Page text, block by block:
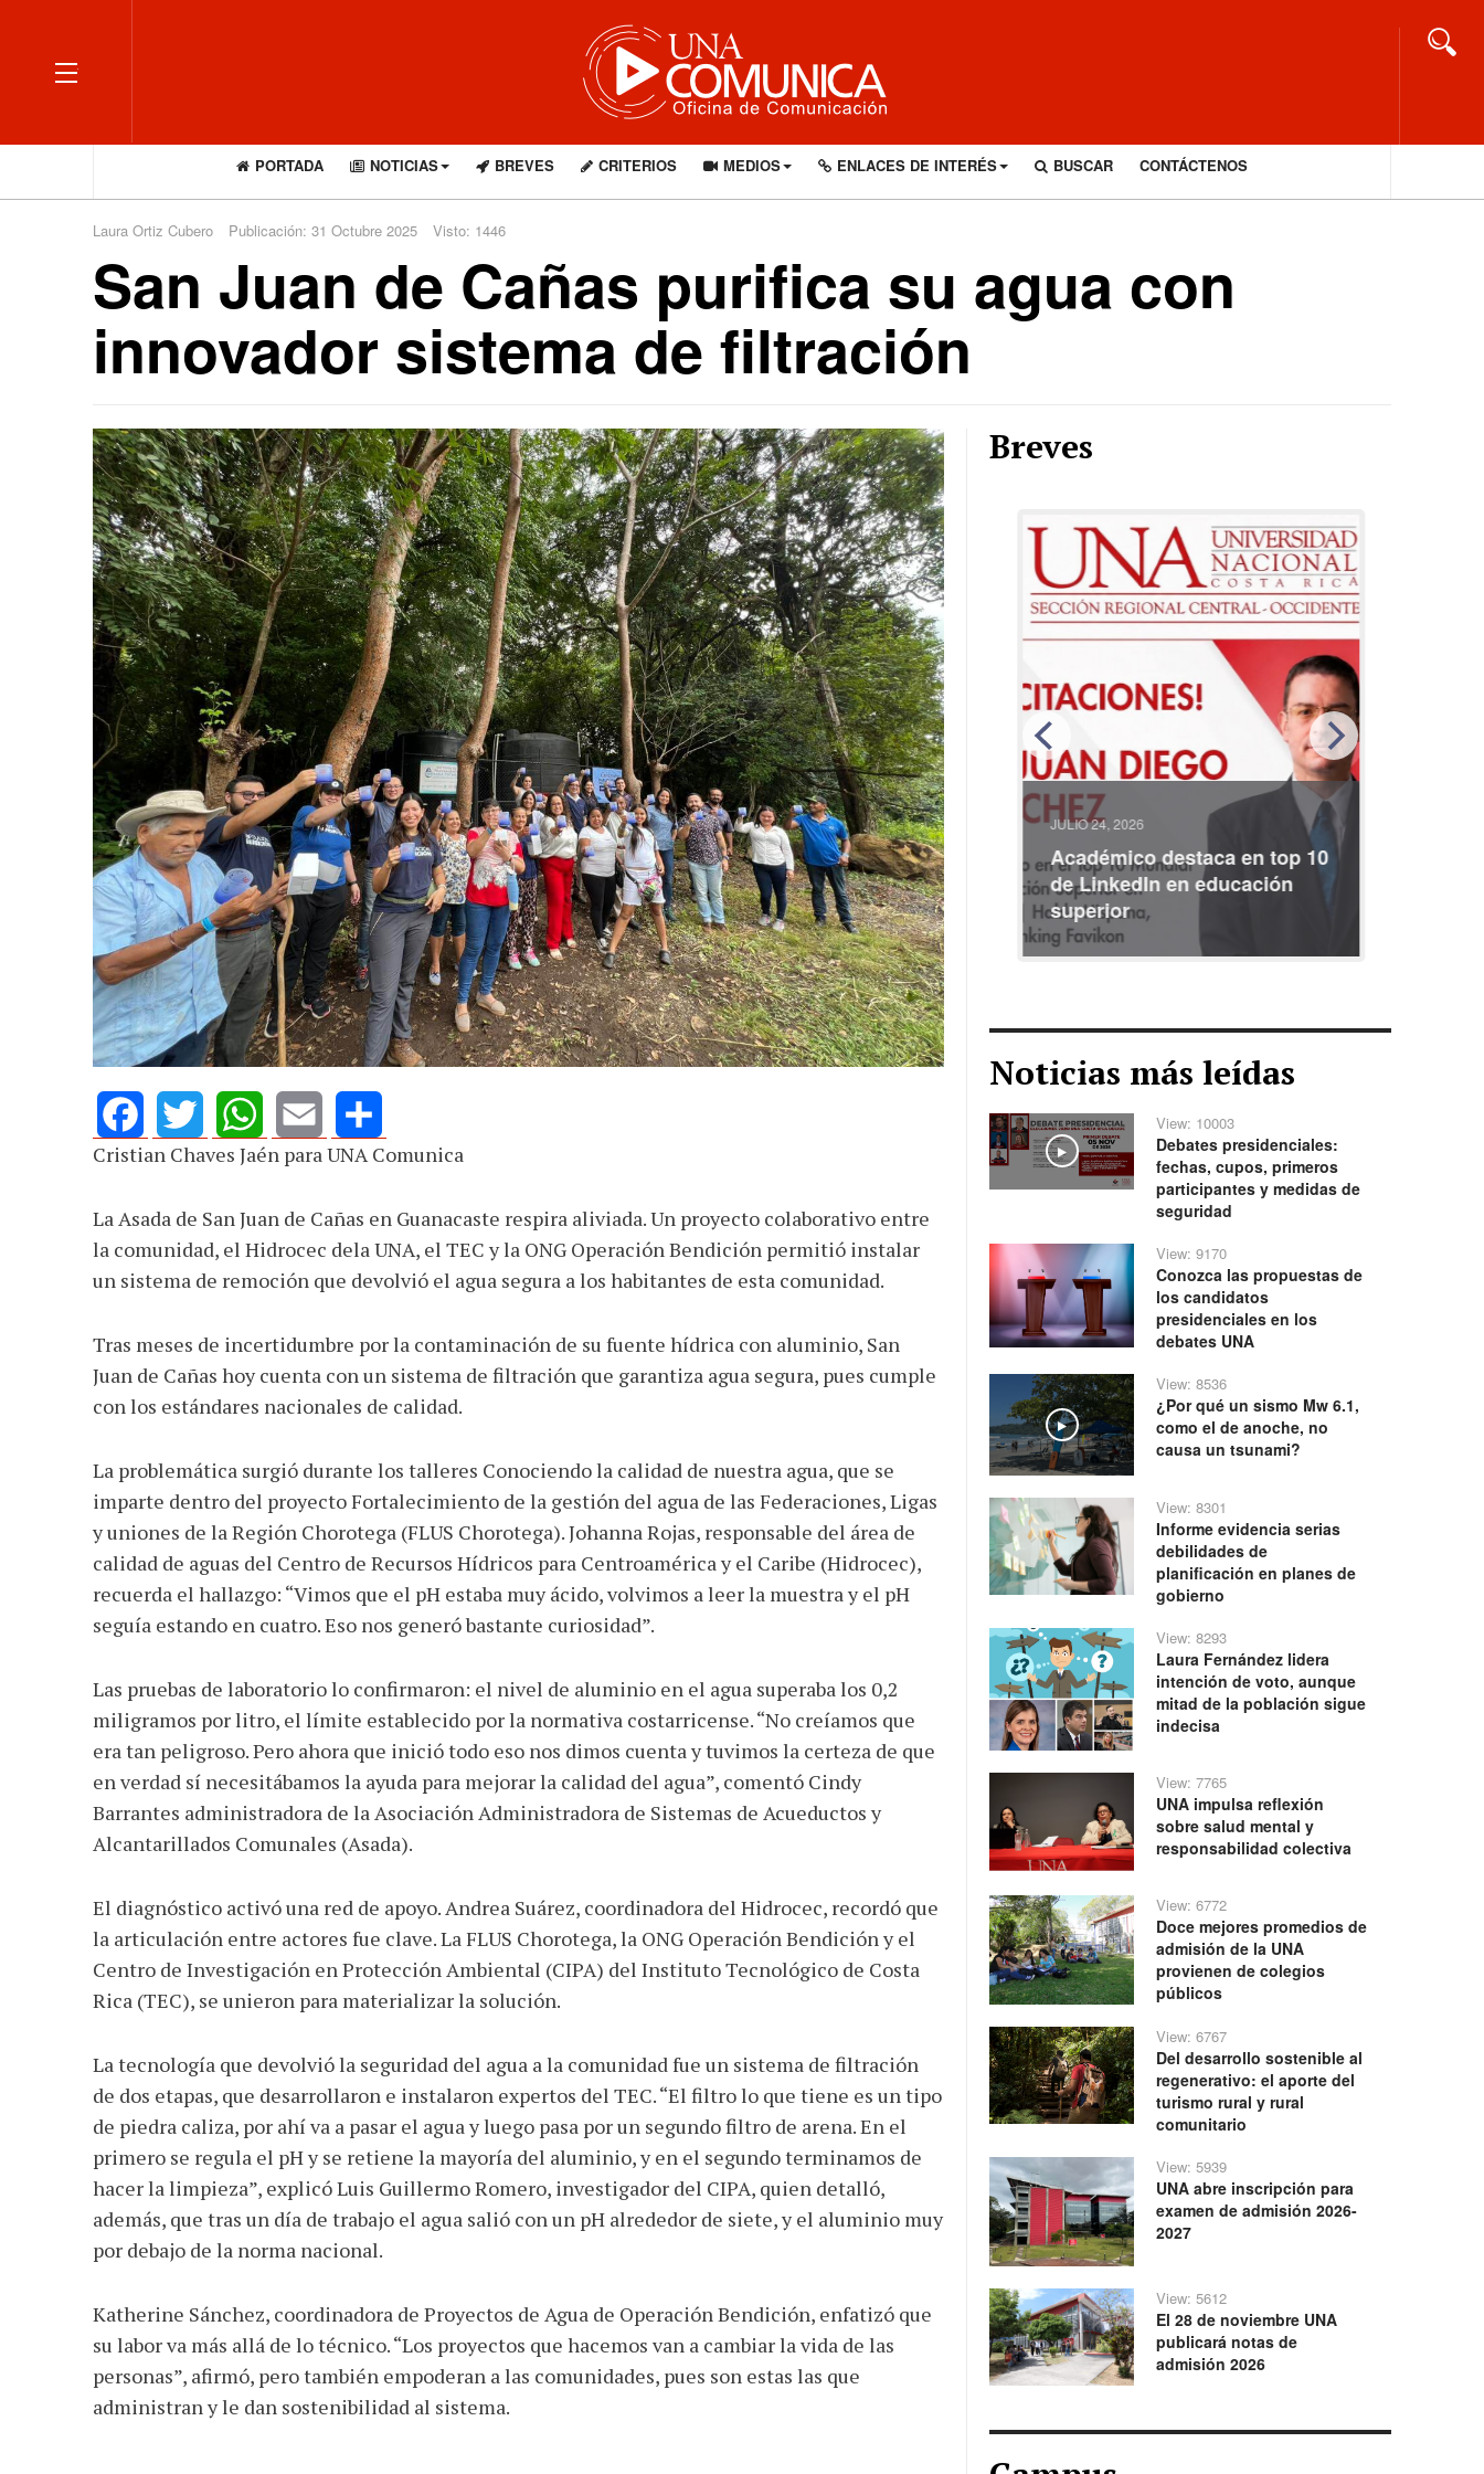
OFF CANVAS
PORTADA NOTICIAS BREVES CRITERIOS MEDIOS ENLACES DE INTERÉS BUSCAR CONTÁCTENOS
Laura Ortiz Cubero Publicación: 31 Octubre 2025 Visto: 1446
San Juan de Cañas purifica su agua con
innovador sistema de filtración
FacebookTwitterWhatsApp
Email Share
Cristian Chaves Jaén para UNA Comunica
La Asada de San Juan de Cañas en Guanacaste respira aliviada. Un proyecto colaborativo entre
la comunidad, el Hidrocec dela UNA, el TEC y la ONG Operación Bendición permitió instalar
un sistema de remoción que devolvió el agua segura a los habitantes de esta comunidad.
Tras meses de incertidumbre por la contaminación de su fuente hídrica con aluminio, San
Juan de Cañas hoy cuenta con un sistema de filtración que garantiza agua segura, pues cumple
con los estándares nacionales de calidad.
La problemática surgió durante los talleres Conociendo la calidad de nuestra agua, que se
imparte dentro del proyecto Fortalecimiento de la gestión del agua de las Federaciones, Ligas
y uniones de la Región Chorotega (FLUS Chorotega). Johanna Rojas, responsable del área de
calidad de aguas del Centro de Recursos Hídricos para Centroamérica y el Caribe (Hidrocec),
recuerda el hallazgo: “Vimos que el pH estaba muy ácido, volvimos a leer la muestra y el pH
seguía estando en cuatro. Eso nos generó bastante curiosidad”.
Las pruebas de laboratorio lo confirmaron: el nivel de aluminio en el agua superaba los 0,2
miligramos por litro, el límite establecido por la normativa costarricense. “No creíamos que
era tan peligroso. Pero ahora que inició todo eso nos dimos cuenta y tuvimos la certeza de que
en verdad sí necesitábamos la ayuda para mejorar la calidad del agua”, comentó Cindy
Barrantes administradora de la Asociación Administradora de Sistemas de Acueductos y
Alcantarillados Comunales (Asada).
El diagnóstico activó una red de apoyo. Andrea Suárez, coordinadora del Hidrocec, recordó que
la articulación entre actores fue clave. La FLUS Chorotega, la ONG Operación Bendición y el
Centro de Investigación en Protección Ambiental (CIPA) del Instituto Tecnológico de Costa
Rica (TEC), se unieron para materializar la solución.
La tecnología que devolvió la seguridad del agua a la comunidad fue un sistema de filtración
de dos etapas, que desarrollaron e instalaron expertos del TEC. “El filtro lo que tiene es un tipo
de piedra caliza, por ahí va a pasar el agua y luego pasa por un segundo filtro de arena. En el
primero se regula el pH y se retiene la mayoría del aluminio, y en el segundo terminamos de
hacer la limpieza”, explicó Luis Guillermo Romero, investigador del CIPA, quien detalló,
además, que tras un día de trabajo el agua salió con un pH alrededor de siete, y el aluminio muy
por debajo de la norma nacional.
Katherine Sánchez, coordinadora de Proyectos de Agua de Operación Bendición, enfatizó que
su labor va más allá de lo técnico. “Los proyectos que hacemos van a cambiar la vida de las
personas”, afirmó, pero también empoderan a las comunidades, pues son estas las que
administran y le dan sostenibilidad al sistema.
Breves
AGOSTO 05, 2026
Consejo Universitario llama a
defender la democracia
JULIO 24, 2026
Rechazo al reparto desigual
de ganancias es mayor
cuando hubo esfuerzo
JULIO 24, 2026
Académico destaca en top 10
de LinkedIn en educación
superior
Noticias más leídas
Play
View: 10003
Debates presidenciales:
fechas, cupos, primeros
participantes y medidas de
seguridad
View: 9170
Conozca las propuestas de
los candidatos
presidenciales en los
debates UNA
Play
View: 8536
¿Por qué un sismo Mw 6.1,
como el de anoche, no
causa un tsunami?
View: 8301
Informe evidencia serias
debilidades de
planificación en planes de
gobierno
View: 8293
Laura Fernández lidera
intención de voto, aunque
mitad de la población sigue
indecisa
View: 7765
UNA impulsa reflexión
sobre salud mental y
responsabilidad colectiva
View: 6772
Doce mejores promedios de
admisión de la UNA
provienen de colegios
públicos
View: 6767
Del desarrollo sostenible al
regenerativo: el aporte del
turismo rural y rural
comunitario
View: 5939
UNA abre inscripción para
examen de admisión 2026-
2027
View: 5612
El 28 de noviembre UNA
publicará notas de
admisión 2026